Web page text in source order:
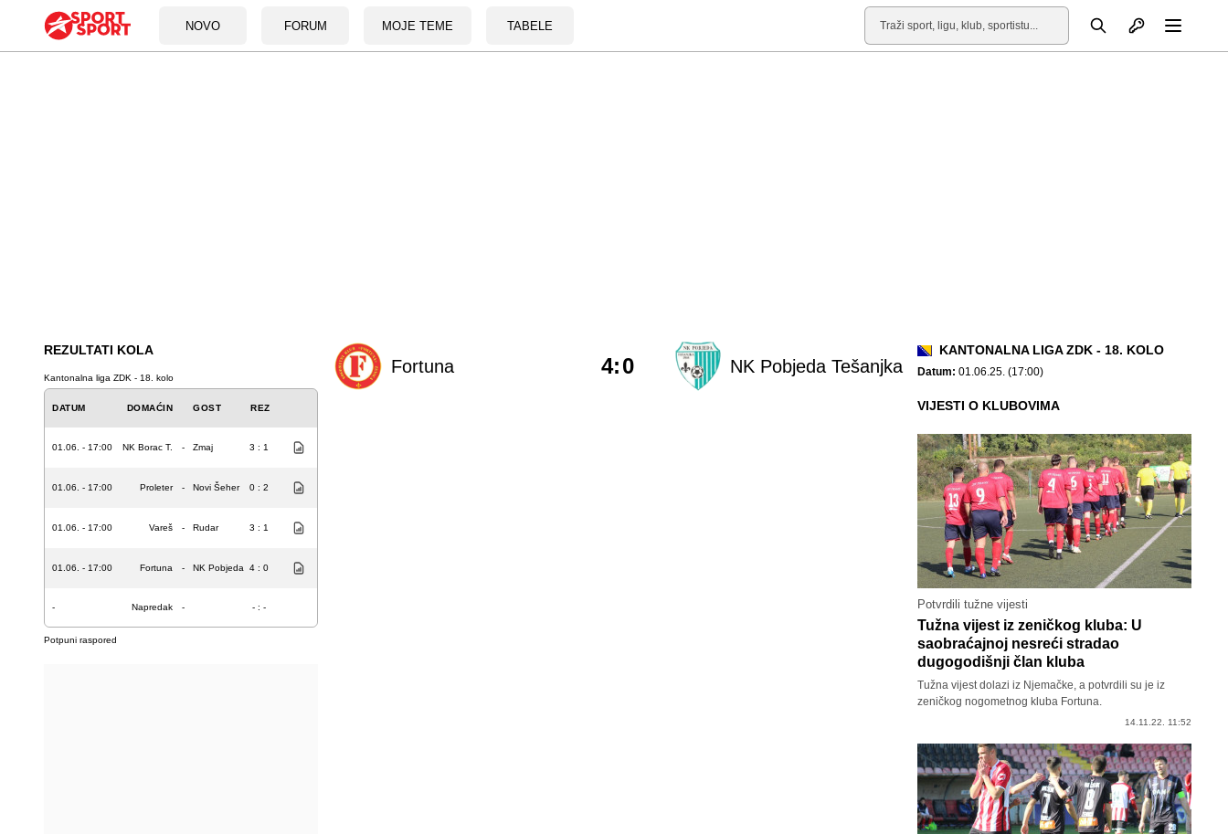
NOVO FORUM MOJE TEME TABELE
Pretraga Otvori profil
REZULTATI KOLA
Kantonalna liga ZDK - 18. kolo
DATUM DOMAĆIN GOST REZ
01.06. - 17:00 NK Borac T. - Zmaj 3 : 1
01.06. - 17:00 Proleter - Novi Šeher 0 : 2
01.06. - 17:00 Vareš - Rudar 3 : 1
01.06. - 17:00 Fortuna - NK Pobjeda 4 : 0
- Napredak - - : -
Potpuni raspored
Fortuna NK Pobjeda Tešanjka
4:0
KANTONALNA LIGA ZDK - 18. KOLO
Datum: 01.06.25. (17:00)
VIJESTI O KLUBOVIMA
Potvrdili tužne vijesti
Tužna vijest iz zeničkog kluba: U
saobraćajnoj nesreći stradao
dugogodišnji član kluba
Tužna vijest dolazi iz Njemačke, a potvrdili su je iz
zeničkog nogometnog kluba Fortuna.
14.11.22. 11:52